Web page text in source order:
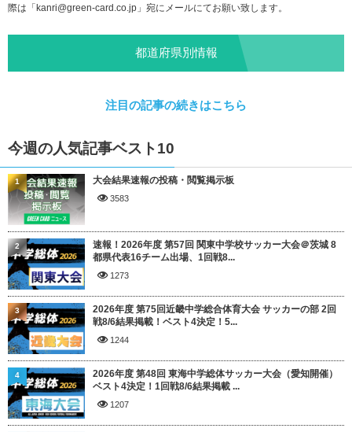
際は「 kanri@green-card.co.jp 」宛にメールにてお願い致します。
都道府県別情報
注目の記事の続きはこちら
今週の人気記事ベスト10
大会結果速報の投稿・閲覧掲示板
3583
1
速報！2026年度 第57回 関東中学校サッカー大会＠茨城 8
都県代表16チーム出場、1回戦8...
1273
2
2026年度 第75回近畿中学総合体育大会 サッカーの部 2回
戦8/6結果掲載！ベスト4決定！5...
1244
3
2026年度 第48回 東海中学総体サッカー大会（愛知開催）
ベスト4決定！1回戦8/6結果掲載 ...
1207
4